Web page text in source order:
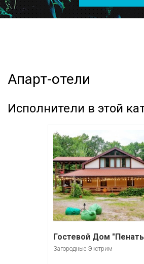
Апарт-отели
Исполнители в этой
Гостевой Дом
Загородные Экстрим